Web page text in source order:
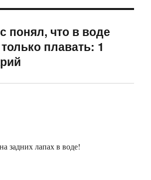
понял, что в воде
плавать: 1
задних лапах в воде!